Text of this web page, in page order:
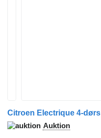
Citroen Electrique 4-dørs
Auktion